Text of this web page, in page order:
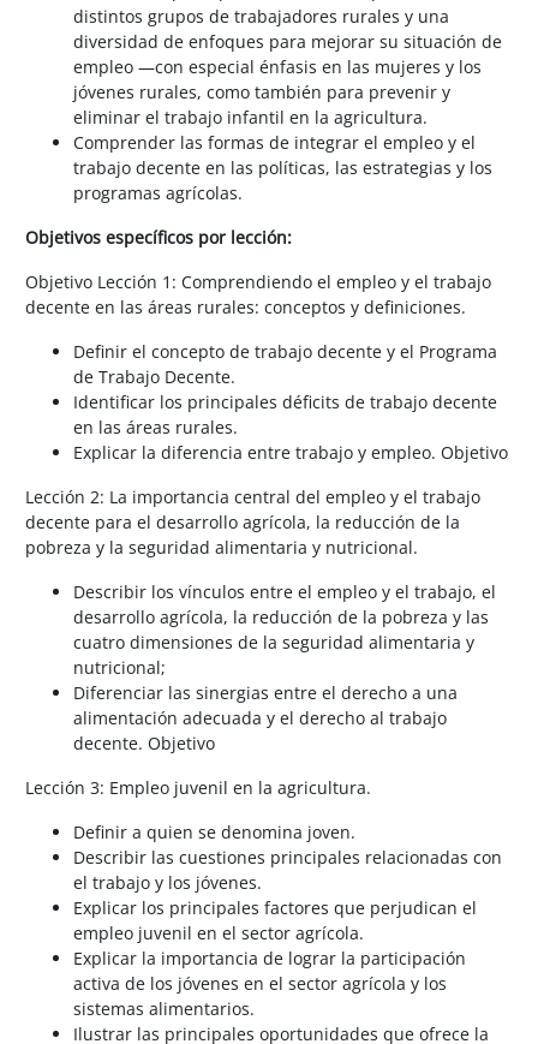
distintos grupos de trabajadores rurales y una
diversidad de enfoques para mejorar su situación de
empleo —con especial énfasis en las mujeres y los
jóvenes rurales, como también para prevenir y
eliminar el trabajo infantil en la agricultura.
Comprender las formas de integrar el empleo y el
trabajo decente en las políticas, las estrategias y los
programas agrícolas.
Objetivos específicos por lección:
Objetivo Lección 1: Comprendiendo el empleo y el trabajo
decente en las áreas rurales: conceptos y definiciones.
Definir el concepto de trabajo decente y el Programa
de Trabajo Decente.
Identificar los principales déficits de trabajo decente
en las áreas rurales.
Explicar la diferencia entre trabajo y empleo. Objetivo
Lección 2: La importancia central del empleo y el trabajo
decente para el desarrollo agrícola, la reducción de la
pobreza y la seguridad alimentaria y nutricional.
Describir los vínculos entre el empleo y el trabajo, el
desarrollo agrícola, la reducción de la pobreza y las
cuatro dimensiones de la seguridad alimentaria y
nutricional;
Diferenciar las sinergias entre el derecho a una
alimentación adecuada y el derecho al trabajo
decente. Objetivo
Lección 3: Empleo juvenil en la agricultura.
Definir a quien se denomina joven.
Describir las cuestiones principales relacionadas con
el trabajo y los jóvenes.
Explicar los principales factores que perjudican el
empleo juvenil en el sector agrícola.
Explicar la importancia de lograr la participación
activa de los jóvenes en el sector agrícola y los
sistemas alimentarios.
Ilustrar las principales oportunidades que ofrece la